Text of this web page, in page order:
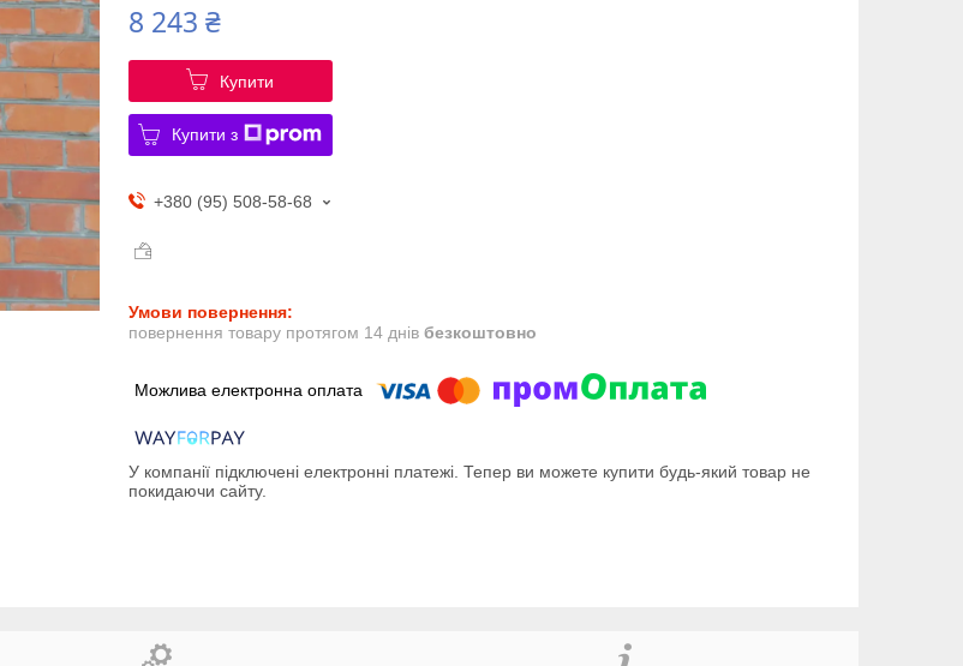
8 243 ₴
Купити
Купити з
+380 (95) 508-58-68
повернення товару протягом 14 днів безкоштовно
У компанії підключені електронні платежі. Тепер ви можете купити будь-який товар не
покидаючи сайту.